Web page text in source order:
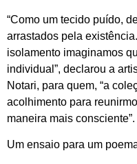
“Como um tecido puído,
arrastados pela
isolamento imaginamos
individual”, declarou a
Notari, para quem, “a
acolhimento para
maneira mais consciente”.
Um ensaio para um